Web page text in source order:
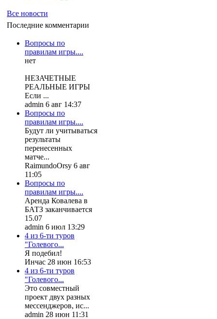
Все новости
Последние комментарии
Вопросы по
правилам игры....
нет
НЕЗАЧЕТНЫЕ
РЕАЛЬНЫЕ ИГРЫ
Если ...
admin 6 авг 14:37
Вопросы по
правилам игры....
Будут ли учитываться
результаты
перенесенных
матче...
RaimundoOrsy 6 авг
11:05
Вопросы по
правилам игры....
Аренда Ковалева в
БАТЗ заканчивается
15.07
admin 6 июл 13:29
4 из 6-ти туров
"Голевого...
Я подебил!
Инчас 28 июн 16:53
4 из 6-ти туров
"Голевого...
Это совместный
проект двух разных
мессенджеров, ис...
admin 28 июн 11:31